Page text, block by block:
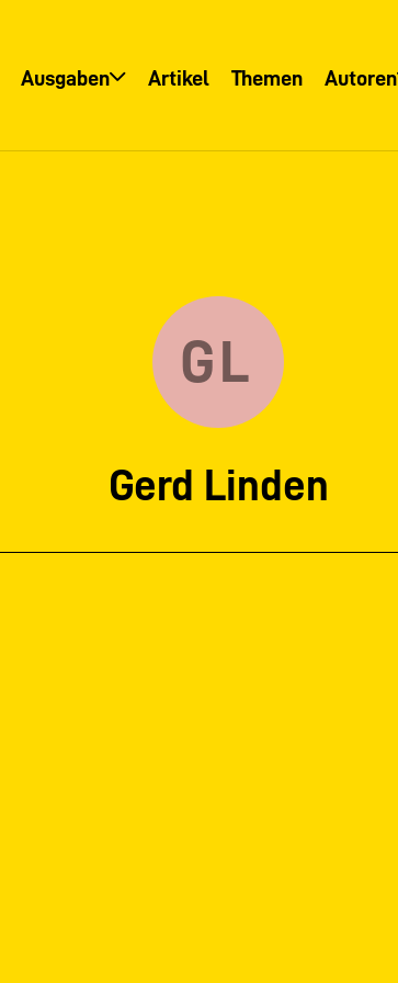
Ausgaben Artikel Themen Autoren
GL
Gerd Linden